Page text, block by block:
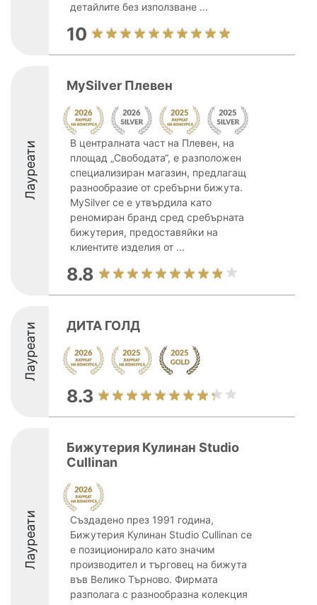
детайлите без използване ...
10
Лауреати
MySilver Плевен
В централната част на Плевен, на
площад „Свободата“, е разположен
специализиран магазин, предлагащ
разнообразие от сребърни бижута.
MySilver се е утвърдила като
реномиран бранд сред сребърната
бижутерия, предоставяйки на
клиентите изделия от ...
8.8
Лауреати ДИТА ГОЛД
8.3
Лауреати
Бижутерия Кулинан Studio
Cullinan
Създадено през 1991 година,
Бижутерия Кулинан Studio Cullinan се
е позиционирало като значим
производител и търговец на бижута
във Велико Търново. Фирмата
разполага с разнообразна колекция